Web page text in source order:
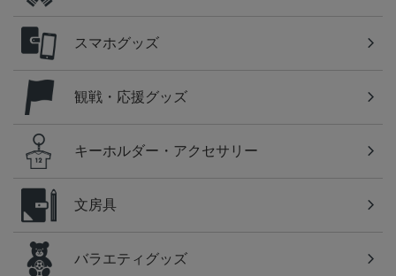
スマホグッズ
観戦・応援グッズ
キーホルダー・アクセサリー
文房具
バラエティグッズ